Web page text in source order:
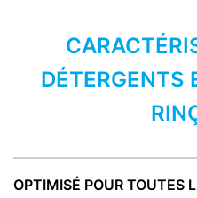
DÉTERGENTS
OPTIMISÉ POUR TOUTES